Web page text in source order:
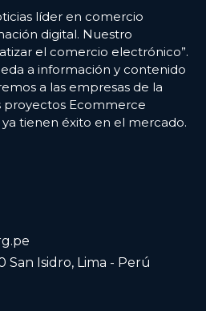
líder en comercio
digital. Nuestro
el comercio electrónico”.
a información y contenido
a las empresas de la
proyectos Ecommerce
tienen éxito en el mercado.
San Isidro, Lima - Perú